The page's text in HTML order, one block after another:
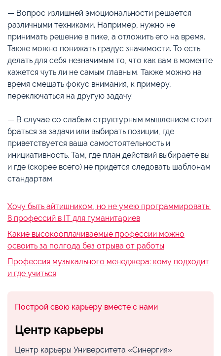
— Вопрос излишней эмоциональности решается
различными техниками. Например, нужно не
принимать решение в пике, а отложить его на время.
Также можно понижать градус значимости. То есть
делать для себя незначимым то, что как вам в моменте
кажется чуть ли не самым главным. Также можно на
время смещать фокус внимания, к примеру,
переключаться на другую задачу.
— В случае со слабым структурным мышлением стоит
браться за задачи или выбирать позиции, где
приветствуется ваша самостоятельность и
инициативность. Там, где план действий выбираете вы
и где (скорее всего) не придётся следовать шаблонам
стандартам.
Хочу быть айтишником, но не умею программировать:
8 профессий в IT для гуманитариев
Какие высокооплачиваемые профессии можно
освоить за полгода без отрыва от работы
Профессия музыкального менеджера: кому подходит
и где учиться
Построй свою карьеру вместе с нами
Центр карьеры
Центр карьеры Университета «Синергия»